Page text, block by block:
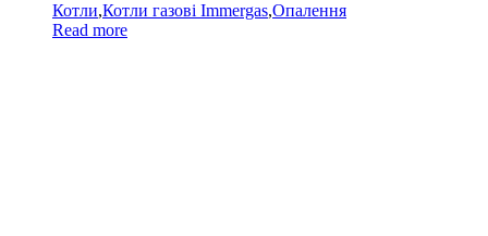
Котли,Котли газові Immergas,Опалення
Read more